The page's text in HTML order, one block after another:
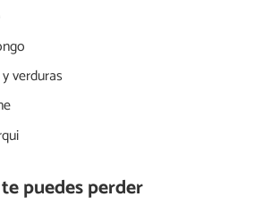
verduras
puedes perder